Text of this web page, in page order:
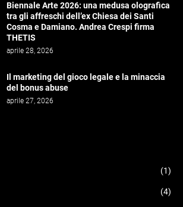
Biennale Arte 2026: una medusa olografica
tra gli affreschi dell’ex Chiesa dei Santi
Cosma e Damiano. Andrea Crespi firma
THETIS
aprile 28, 2026
Il marketing del gioco legale e la minaccia
del bonus abuse
aprile 27, 2026
(1)
(4)